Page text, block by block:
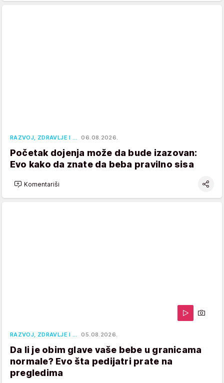
RAZVOJ, ZDRAVLJE I … 06.08.2026.
Početak dojenja može da bude izazovan:
Evo kako da znate da beba pravilno sisa
Komentariši
RAZVOJ, ZDRAVLJE I … 05.08.2026.
Da li je obim glave vaše bebe u granicama
normale? Evo šta pedijatri prate na
pregledima